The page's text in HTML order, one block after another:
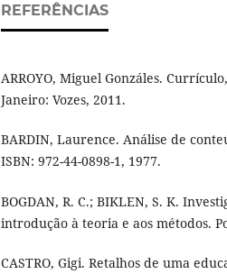
REFERÊNCIAS
ARROYO, Miguel Gonzáles.
Janeiro: Vozes, 2011.
BARDIN, Laurence. Análise de
ISBN: 972-44-0898-1, 1977.
BOGDAN, R. C.; BIKLEN, S. K.
introdução à teoria e aos métodos.
CASTRO, Gigi. Retalhos de uma